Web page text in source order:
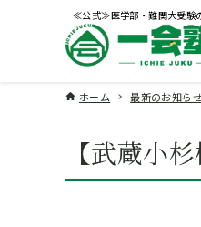
≪公式≫医学部・難関大受験
ホーム 最新のお知らせ
【武蔵小